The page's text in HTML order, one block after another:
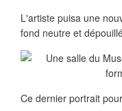
L'artiste puisa une
fond neutre et
Ce dernier portrait